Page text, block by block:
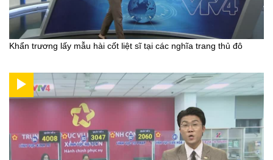
Khẩn trương lấy mẫu hài cốt liệt sĩ tại các nghĩa trang thủ đô